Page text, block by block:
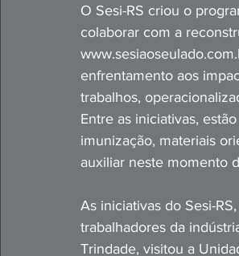
O Sesi-RS criou o
colaborar com a
enfrentamento aos
trabalhos,
Entre as iniciativas,
imunização, materiais
auxiliar neste momento
As iniciativas do Sesi-
trabalhadores da
Trindade, visitou a